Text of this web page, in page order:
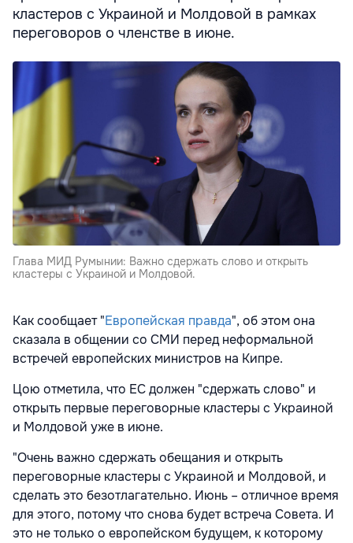
кластеров с Украиной и Молдовой в рамках
переговоров о членстве в июне.
Глава МИД Румынии: Важно сдержать слово и открыть
кластеры с Украиной и Молдовой.
Как сообщает "Европейская правда", об этом она
сказала в общении со СМИ перед неформальной
встречей европейских министров на Кипре.
Цою отметила, что ЕС должен "сдержать слово" и
открыть первые переговорные кластеры с Украиной
и Молдовой уже в июне.
"Очень важно сдержать обещания и открыть
переговорные кластеры с Украиной и Молдовой, и
сделать это безотлагательно. Июнь – отличное время
для этого, потому что снова будет встреча Совета. И
это не только о европейском будущем, к которому